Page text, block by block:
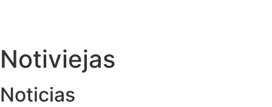
Notiviejas
Noticias